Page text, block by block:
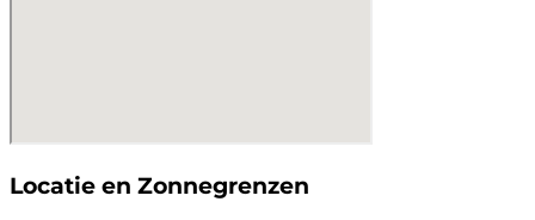
Locatie en Zonnegrenzen